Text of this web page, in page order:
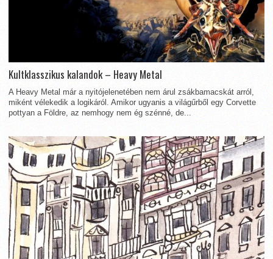
Kultklasszikus kalandok – Heavy Metal
A Heavy Metal már a nyitójelenetében nem árul zsákbamacskát arról,
miként vélekedik a logikáról. Amikor ugyanis a világűrből egy Corvette
pottyan a Földre, az nemhogy nem ég szénné, de...